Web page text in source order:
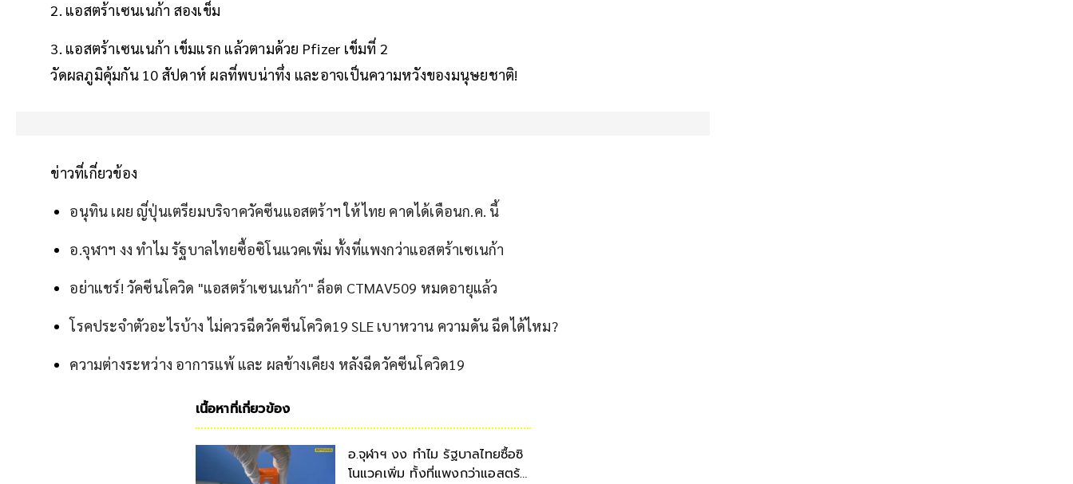
2. แอสตร้าเซนเนก้า สองเข็ม
3. แอสตร้าเซนเนก้า เข็มแรก แล้วตามด้วย Pfizer เข็มที่ 2
วัดผลภูมิคุ้มกัน 10 สัปดาห์ ผลที่พบน่าทึ่ง และอาจเป็นความหวังของมนุษยชาติ!
ข่าวที่เกี่ยวข้อง
อนุทิน เผย ญี่ปุ่นเตรียมบริจาควัคซีนแอสตร้าฯ ให้ไทย คาดได้เดือนก.ค. นี้
อ.จุฬาฯ งง ทำไม รัฐบาลไทยซื้อซิโนแวคเพิ่ม ทั้งที่แพงกว่าแอสตร้าเซเนก้า
อย่าแชร์! วัคซีนโควิด "แอสตร้าเซนเนก้า" ล็อต CTMAV509 หมดอายุแล้ว
โรคประจำตัวอะไรบ้าง ไม่ควรฉีดวัคซีนโควิด19 SLE เบาหวาน ความดัน ฉีดได้ไหม?
ความต่างระหว่าง อาการแพ้ และ ผลข้างเคียง หลังฉีดวัคซีนโควิด19
เนื้อหาที่เกี่ยวข้อง
อ.จุฬาฯ งง ทำไม รัฐบาลไทยซื้อซิ
โนแวคเพิ่ม ทั้งที่แพงกว่าแอสตร้า